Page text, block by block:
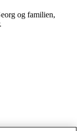
og familien,